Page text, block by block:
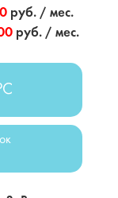
руб. / мес.
руб. / мес.